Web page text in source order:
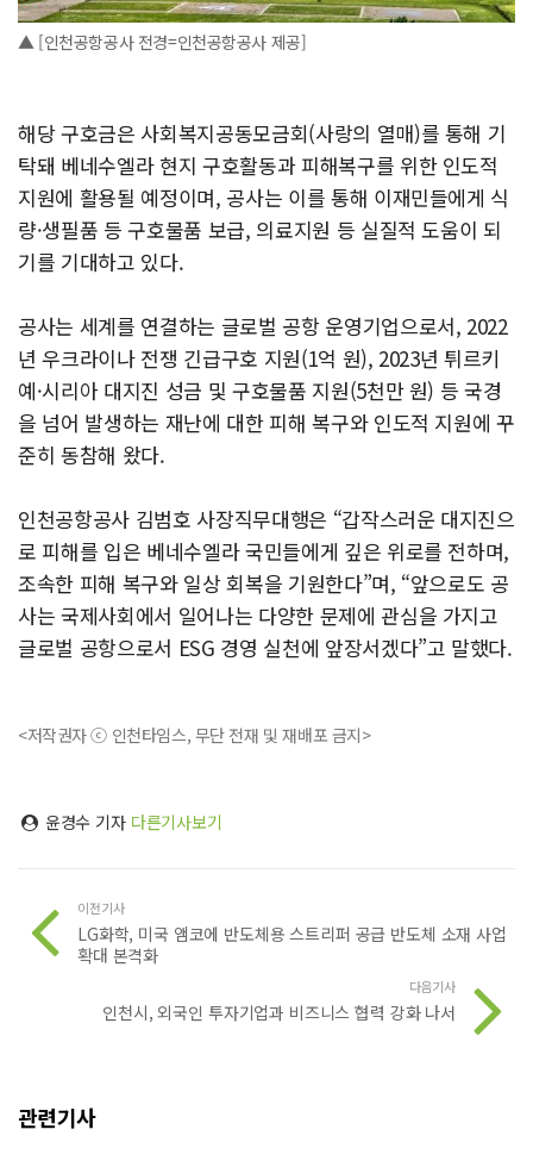
▲ [인천공항공사 전경=인천공항공사 제공]
해당 구호금은 사회복지공동모금회(사랑의 열매)를 통해 기
탁돼 베네수엘라 현지 구호활동과 피해복구를 위한 인도적
지원에 활용될 예정이며, 공사는 이를 통해 이재민들에게 식
량·생필품 등 구호물품 보급, 의료지원 등 실질적 도움이 되
기를 기대하고 있다.
공사는 세계를 연결하는 글로벌 공항 운영기업으로서, 2022
년 우크라이나 전쟁 긴급구호 지원(1억 원), 2023년 튀르키
예·시리아 대지진 성금 및 구호물품 지원(5천만 원) 등 국경
을 넘어 발생하는 재난에 대한 피해 복구와 인도적 지원에 꾸
준히 동참해 왔다.
인천공항공사 김범호 사장직무대행은 “갑작스러운 대지진으
로 피해를 입은 베네수엘라 국민들에게 깊은 위로를 전하며,
조속한 피해 복구와 일상 회복을 기원한다”며, “앞으로도 공
사는 국제사회에서 일어나는 다양한 문제에 관심을 가지고
글로벌 공항으로서 ESG 경영 실천에 앞장서겠다”고 말했다.
<저작권자 ⓒ 인천타임스, 무단 전재 및 재배포 금지>
윤경수 기자 다른기사보기
이전기사
LG화학, 미국 앰코에 반도체용 스트리퍼 공급 반도체 소재 사업
확대 본격화
다음기사
인천시, 외국인 투자기업과 비즈니스 협력 강화 나서
관련기사